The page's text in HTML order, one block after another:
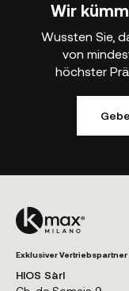
Wir
Wussten Sie,
von
höchster
Exklusiver
HIOS Sàrl